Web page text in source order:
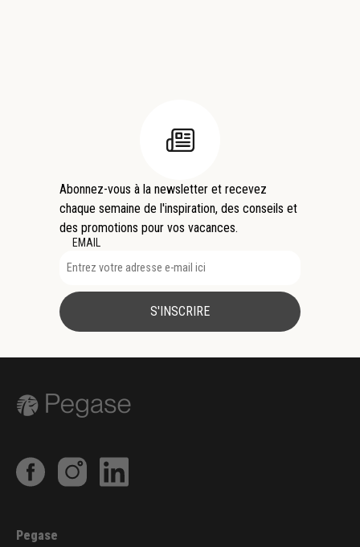
Abonnez-vous à la newsletter et recevez
chaque semaine de l'inspiration, des conseils et
des promotions pour vos vacances.
EMAIL
S'INSCRIRE
Pegase